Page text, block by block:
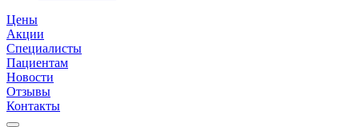
Цены
Акции
Специалисты
Пациентам
Новости
Отзывы
Контакты